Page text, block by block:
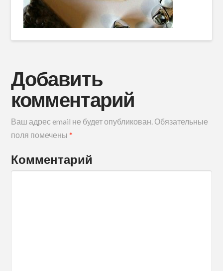
Добавить
комментарий
Ваш адрес email не будет опубликован. Обязательные
поля помечены*
Комментарий